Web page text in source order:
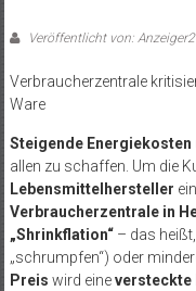
Veröffentlicht von:
Verbraucherzentrale
Ware
Steigende
allen zu schaffen. Um die
Lebensmittelhersteller
Verbraucherzentrale in
„Shrinkflation“– das
„schrumpfen“) oder
Preis wird eineversteckte